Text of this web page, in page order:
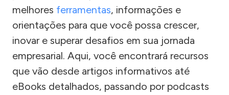
melhores ferramentas, informações e
orientações para que você possa crescer,
inovar e superar desafios em sua jornada
empresarial. Aqui, você encontrará recursos
que vão desde artigos informativos até
eBooks detalhados, passando por podcasts